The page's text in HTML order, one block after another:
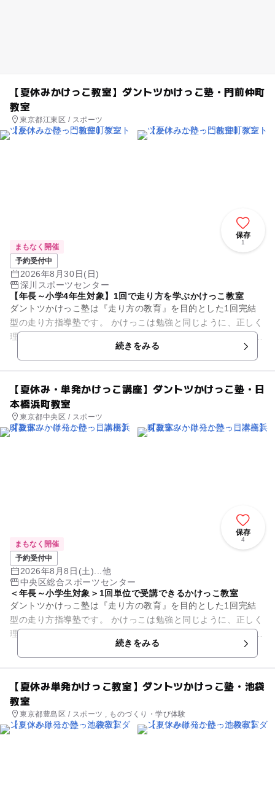
【夏休みかけっこ教室】ダントツかけっこ塾・門前仲町
教室
東京都江東区 / スポーツ
保存
1
まもなく開催
予約受付中
2026年8月30日(日)
深川スポーツセンター
【年長～小学4年生対象】1回で走り方を学ぶかけっこ教室
ダントツかけっこ塾は『走り方の教育』を目的とした1回完結
型の走り方指導塾です。 かけっこは勉強と同じように、正しく
理解し練習すれば上達できる技能です。 ダントツかけっこ塾で
続きをみる
【夏休み・単発かけっこ講座】ダントツかけっこ塾・日
本橋浜町教室
東京都中央区 / スポーツ
保存
4
まもなく開催
予約受付中
2026年8月8日(土)...他
中央区総合スポーツセンター
＜年長～小学生対象＞1回単位で受講できるかけっこ教室
ダントツかけっこ塾は『走り方の教育』を目的とした1回完結
型の走り方指導塾です。 かけっこは勉強と同じように、正しく
理解し練習すれば上達できる技能です。 ダントツかけっこ塾で
続きをみる
【夏休み単発かけっこ教室】ダントツかけっこ塾・池袋
教室
東京都豊島区 / スポーツ , ものづくり・学び体験